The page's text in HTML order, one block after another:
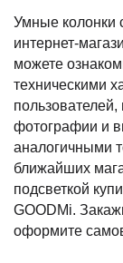
Умные колонки
интернет-
можете
техническими
фотографии и
аналогичными
ближайших
подсветкой
GOODMi.
оформите